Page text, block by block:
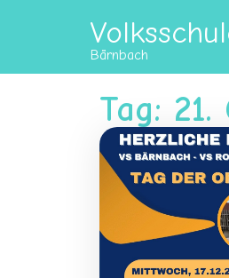
Bärnbach
Tag: